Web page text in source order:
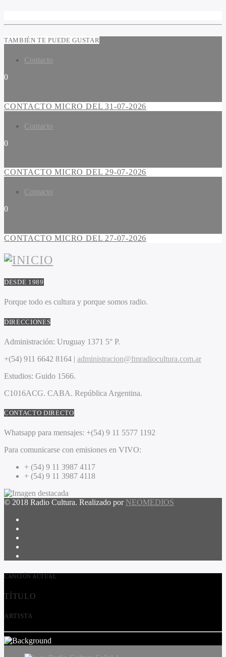
TAMBIÉN TE PUEDE GUSTAR
Contacto
0
CONTACTO MICRO DEL 31-07-2026
Contacto
0
CONTACTO MICRO DEL 29-07-2026
Contacto
0
CONTACTO MICRO DEL 27-07-2026
DESDE 1989
Porque todo es cultura y porque somos radio.
DIRECCIONES
Administración: Uruguay 1371 5° P.
+(54) 911 6642 8164 | administracion@fmradiocultura.com.ar
Estudios: Guido 1566.
C1016ACG. CABA. República Argentina.
CONTACTO DIRECTO
Whatsapp para mensajes: +(54) 9 11 5577 1192
Para comunicarse con emisiones en VIVO:
+ (54) 9 11 3987 4117
+ (54) 9 11 3987 4118
© 2018 Radio Cultura. Realizado por NEOMEDIOS
CANCIÓN ACTUAL
TÍTULO
ARTISTA